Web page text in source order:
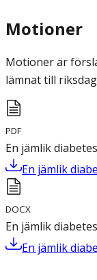
Motioner
Motioner är
lämnat till
PDF
En jämlik
En jämlik
DOCX
En jämlik
En jämlik